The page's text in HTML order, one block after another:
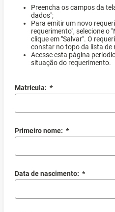
Preencha os campos da
dados";
Para emitir um novo
requerimento", selecione o
clique em "Salvar". O
constar no topo da lista de
Acesse esta página
situação do requerimento.
Matrícula: *
Primeiro nome: *
Data de nascimento: *